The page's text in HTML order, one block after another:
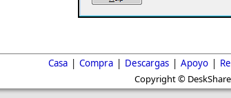
Casa | Compra | Descargas | Apoyo |
Copyright ©